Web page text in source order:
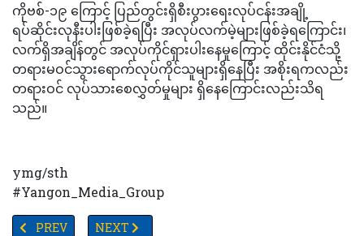
ကိုဗစ်-၁၉ ကြောင့် ပြည်တွင်းရှိစီးပွားရေးလုပ်ငန်းအချို့
ရပ်ဆိုင်းလုနီးပါးဖြစ်ခဲ့ရပြီး အလုပ်လက်မဲ့များဖြစ်ခဲ့ရကြောင်း၊
လက်ရှိအချိန်တွင် အလုပ်ကိုင်ရှားပါးနေမှုကြောင့် ထိုင်းနိုင်ငံသို့
တရားမဝင်သွားရောက်လုပ်ကိုင်သူများရှိနေပြီး အစိုးရကလည်း
တရားဝင် လုပ်သားစေလွှတ်မှုများ ရှိနေကြောင်းလည်းသိရ
သည်။
ymg/sth
#Yangon_Media_Group
PREVIOUS ARTICLE: မိုင်းဖုန်းဆရာတော်ကြီးဇူလိုင်(၃၁)ရက်တွ
PREV NEXT ARTICLE: ဒဂုံမြို့သစ်(မြောက်ပိုင်း)တွင် ငွေကျ
NEXT